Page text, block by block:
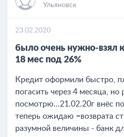
Ульяновск
23.02.2020
было очень нужно-взял
18 мес под 26%
Кредит оформили быстро,
погасить через 4 месяца, но
посмотрю...21.02.20г внёс
теперь ожидаю =возврата
разумной величины - банк